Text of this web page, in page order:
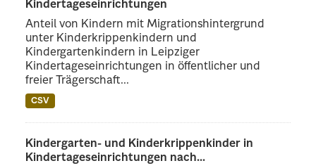
Kindertageseinrichtungen
Anteil von Kindern mit Migrationshintergrund
unter Kinderkrippenkindern und
Kindergartenkindern in Leipziger
Kindertageseinrichtungen in öffentlicher und
freier Trägerschaft...
CSV
Kindergarten- und Kinderkrippenkinder in
Kindertageseinrichtungen nach...